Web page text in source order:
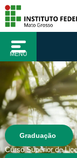
conteúdo
para
conteúdo
MENU
Graduação
Curso Superior de